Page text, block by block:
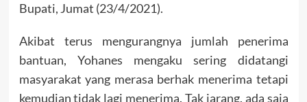
Bupati, Jumat (23/4/2021).
Akibat terus mengurangnya jumlah penerima
bantuan, Yohanes mengaku sering didatangi
masyarakat yang merasa berhak menerima tetapi
kemudian tidak lagi menerima. Tak jarang, ada saja